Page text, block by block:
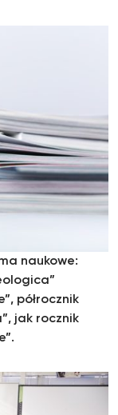
naukowe:
półrocznik
jak rocznik